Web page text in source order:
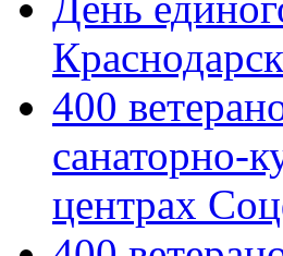
400
санаторно-
центрах